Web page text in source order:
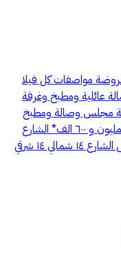
مواصفات كل فيلا
عائلية ومطبخ وغرفة
الشقة مجلس وصالة ومطبخ
وغرفتين نوم الزاوية مساحة ٢٧٥م *السعر ٢ مليون و ٦٠٠ الف* الشارع